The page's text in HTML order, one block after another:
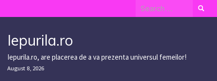
to
Search
for:
Iepurila.ro
Iepurila.ro, are placerea de a va prezenta universul femeilor!
August 8, 2026